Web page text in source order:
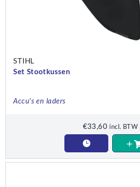
STIHL
Set Stootkussen
Accu's en laders
€33,60 incl. BTW